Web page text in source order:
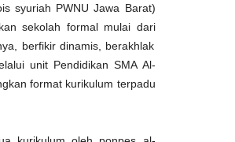
syuriah PWNU Jawa Barat)
sekolah formal mulai dari
berfikir dinamis berakhlak
unit Pendidikan SMA Al-
format kurikulum terpadu